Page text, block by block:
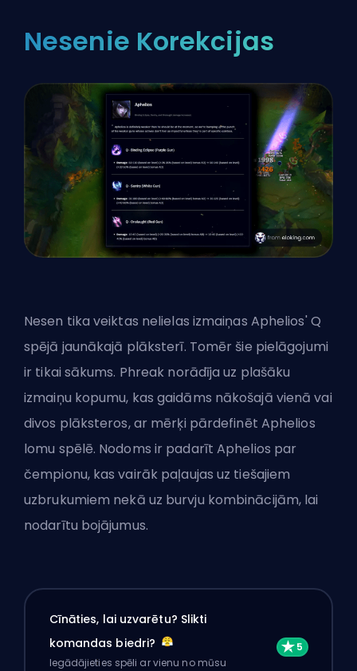
Nesenie Korekcijas
Nesen tika veiktas nelielas izmaiņas Aphelios' Q
spējā jaunākajā plāksterī. Tomēr šie pielāgojumi
ir tikai sākums. Phreak norādīja uz plašāku
izmaiņu kopumu, kas gaidāms nākošajā vienā vai
divos plāksteros, ar mērķi pārdefinēt Aphelios
lomu spēlē. Nodoms ir padarīt Aphelios par
čempionu, kas vairāk paļaujas uz tiešajiem
uzbrukumiem nekā uz burvju kombinācijām, lai
nodarītu bojājumus.
Cīnāties, lai uzvarētu? Slikti
komandas biedri?
Iegādājieties spēli ar vienu no mūsu